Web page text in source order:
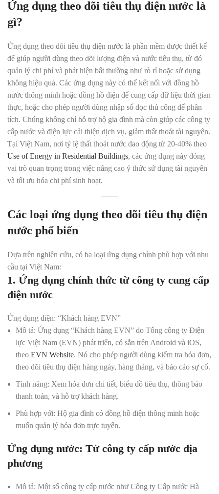
Ứng dụng theo dõi tiêu thụ điện nước là
gì?
Ứng dụng theo dõi tiêu thụ điện nước là phần mềm được thiết kế
để giúp người dùng theo dõi lượng điện và nước tiêu thụ, từ đó
quản lý chi phí và phát hiện bất thường như rò rỉ hoặc sử dụng
không hiệu quả. Các ứng dụng này có thể kết nối với đồng hồ
nước thông minh hoặc đồng hồ điện để cung cấp dữ liệu thời gian
thực, hoặc cho phép người dùng nhập số đọc thủ công để phân
tích. Chúng không chỉ hỗ trợ hộ gia đình mà còn giúp các công ty
cấp nước và điện lực cải thiện dịch vụ, giảm thất thoát tài nguyên.
Tại Việt Nam, nơi tỷ lệ thất thoát nước dao động từ 20-40% theo
Use of Energy in Residential Buildings, các ứng dụng này đóng
vai trò quan trọng trong việc nâng cao ý thức sử dụng tài nguyên
và tối ưu hóa chi phí sinh hoạt.
Các loại ứng dụng theo dõi tiêu thụ điện
nước phổ biến
Dựa trên nghiên cứu, có ba loại ứng dụng chính phù hợp với nhu
cầu tại Việt Nam:
1. Ứng dụng chính thức từ công ty cung cấp
điện nước
Ứng dụng điện: “Khách hàng EVN”
Mô tả: Ứng dụng “Khách hàng EVN” do Tổng công ty Điện
lực Việt Nam (EVN) phát triển, có sẵn trên Android và iOS,
theo EVN Website. Nó cho phép người dùng kiểm tra hóa đơn,
theo dõi tiêu thụ điện hàng ngày, hàng tháng, và báo cáo sự cố.
Tính năng: Xem hóa đơn chi tiết, biểu đồ tiêu thụ, thông báo
thanh toán, và hỗ trợ khách hàng.
Phù hợp với: Hộ gia đình có đồng hồ điện thông minh hoặc
muốn quản lý hóa đơn trực tuyến.
Ứng dụng nước: Từ công ty cấp nước địa
phương
Mô tả: Một số công ty cấp nước như Công ty Cấp nước Hà